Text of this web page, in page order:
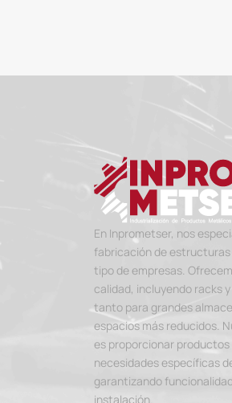
En Inprometser, nos
fabricación de
tipo de empresas.
calidad, incluyendo racks
tanto para grandes
espacios más reducidos.
es proporcionar
necesidades específicas
garantizando
instalación.